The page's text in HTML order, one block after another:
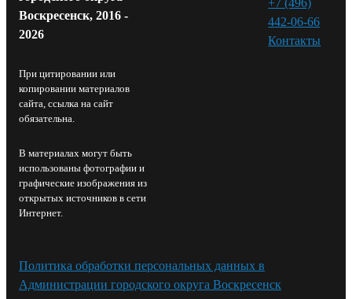
Воскресенск, 2016 -
2026
При цитировании или
копировании материалов
сайта, ссылка на сайт
обязательна.
В материалах могут быть
использованы фотографии и
графические изображения из
открытых источников в сети
Интернет.
442-06-66
Контакты⁠
Политика обработки персональных данных в
Администрации городского округа Воскресенск